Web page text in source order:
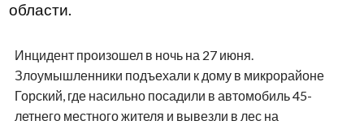
области.
Инцидент произошел в ночь на 27 июня.
Злоумышленники подъехали к дому в микрорайоне
Горский, где насильно посадили в автомобиль 45-
летнего местного жителя и вывезли в лес на